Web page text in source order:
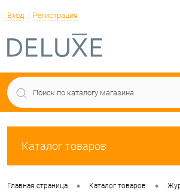
Вход Регистрация
Каталог товаров
Главная страница • Каталог товаров •